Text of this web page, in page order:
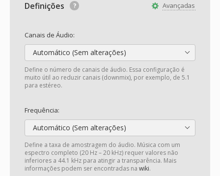
Avançadas
Definições
Canais de Áudio:
Automático (Sem alterações)
Define o número de canais de áudio. Essa configuração é
muito útil ao reduzir canais (downmix), por exemplo, de 5.1
para estéreo.
Frequência:
Automático (Sem alterações)
Define a taxa de amostragem do áudio. Música com um
espectro completo (20 Hz – 20 kHz) requer valores não
inferiores a 44.1 kHz para atingir a transparência. Mais
informações podem ser encontradas na wiki.